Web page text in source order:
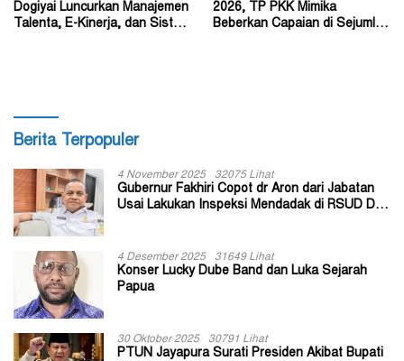
Dogiyai Luncurkan Manajemen
Talenta, E-Kinerja, dan Sistem
2026, TP PKK Mimika
Beberkan Capaian di Sejumlah
Berita Terpopuler
4 November 2025 32075 Lihat
Gubernur Fakhiri Copot dr Aron dari Jabatan
Usai Lakukan Inspeksi Mendadak di RSUD Dok
4 Desember 2025 31649 Lihat
Konser Lucky Dube Band dan Luka Sejarah
Papua
30 Oktober 2025 30791 Lihat
PTUN Jayapura Surati Presiden Akibat Bupati